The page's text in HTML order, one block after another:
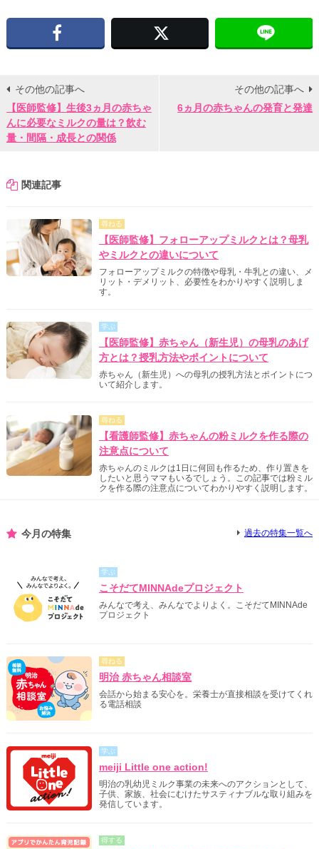
その他の記事へ
【医師監修】生後3ヵ月の赤ちゃ
んに必要なミルクの量は？飲む
量・間隔・成長との関係
その他の記事へ
6ヵ月の赤ちゃんの発育と発達
関連記事
尋ねる
【医師監修】フォローアップミルクとは？母乳
やミルクとの違いについて
フォローアップミルクの特徴や母乳・牛乳との違い、メ
リット・デメリット、必要性をわかりやすく説明しま
す。
学ぶ
【医師監修】赤ちゃん（新生児）の母乳のあげ
方とは？授乳方法やポイントについて
赤ちゃん（新生児）への母乳の授乳方法とポイントにつ
いて紹介します。
尋ねる
【看護師監修】赤ちゃんの粉ミルクを作る際の
注意点について
赤ちゃんのミルクは1日に何回も作るため、作り置きを
したいと思うママもいるでしょう。この記事では粉ミル
クを作る際の注意点についてわかりやすく説明します。
今月の特集 過去の特集一覧へ
学ぶ
こそだてMINNAdeプロジェクト
みんなで考え、みんなでよりよく。こそだてMINNAde
プロジェクト
尋ねる
明治 赤ちゃん相談室
会話から始まる安心を。栄養士が直接相談を受けてくれ
る電話相談
学ぶ
meiji Little one action!
明治の乳幼児ミルク事業の未来へのアクションとして、
子供、家族、社会にむけたサスティナブルな取り組みを
発信しています。
得する